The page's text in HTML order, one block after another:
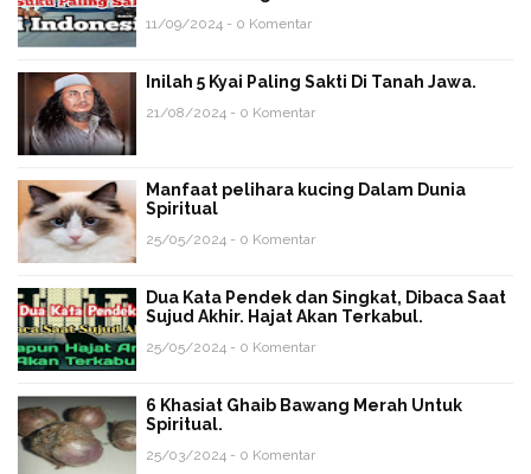
11/09/2024 - 0 Komentar
Inilah 5 Kyai Paling Sakti Di Tanah Jawa.
21/08/2024 - 0 Komentar
Manfaat pelihara kucing Dalam Dunia
Spiritual
25/05/2024 - 0 Komentar
Dua Kata Pendek dan Singkat, Dibaca Saat
Sujud Akhir. Hajat Akan Terkabul.
25/05/2024 - 0 Komentar
6 Khasiat Ghaib Bawang Merah Untuk
Spiritual.
25/03/2024 - 0 Komentar